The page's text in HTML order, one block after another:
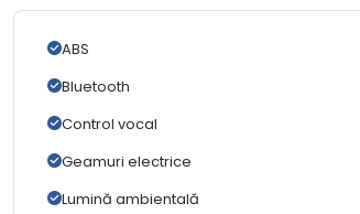
ABS
Bluetooth
Control vocal
Geamuri electrice
Lumină ambientală